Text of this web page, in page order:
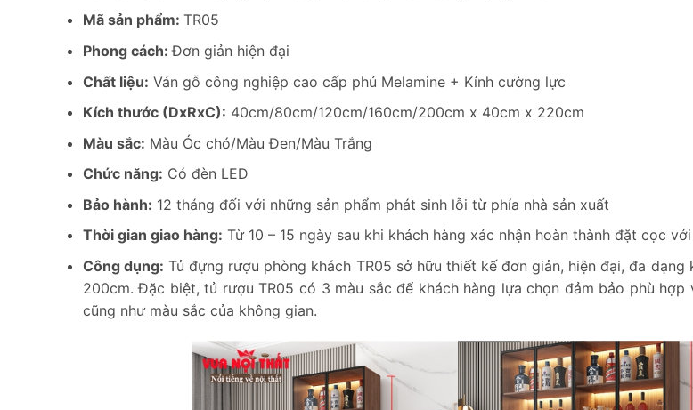
Mã sản phẩm: TR05
Phong cách:Đơn giản hiện đại
Chất liệu: Ván gỗ công nghiệp cao cấp phủ Melamine + Kính cường lực
Kích thước (DxRxC): 40cm/80cm/120cm/160cm/200cm x 40cm x 220cm
Màu sắc: Màu Óc chó/Màu Đen/Màu Trắng
Chức năng: Có đèn LED
Bảo hành: 12 tháng đối với những sản phẩm phát sinh lỗi từ phía nhà sản xuất
Thời gian giao hàng: Từ 10 – 15 ngày sau khi khách hàng xác nhận hoàn thành đặt cọc
Công dụng: Tủ đựng rượu phòng khách TR05 sở hữu thiết kế đơn giản, hiện đại, đa
200cm. Đặc biệt, tủ rượu TR05 có 3 màu sắc để khách hàng lựa chọn đảm bảo phù
cũng như màu sắc của không gian.